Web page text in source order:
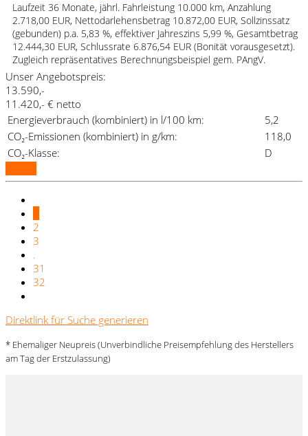
Laufzeit 36 Monate, jährl. Fahrleistung 10.000 km, Anzahlung
2.718,00 EUR, Nettodarlehensbetrag 10.872,00 EUR, Sollzinssatz
(gebunden) p.a. 5,83 %, effektiver Jahreszins 5,99 %, Gesamtbetrag
12.444,30 EUR, Schlussrate 6.876,54 EUR (Bonität vorausgesetzt).
Zugleich repräsentatives Berechnungsbeispiel gem. PAngV.
Unser Angebotspreis:
13.590,-
11.420,- € netto
Energieverbrauch (kombiniert) in l/100 km:
5,2
CO₂-Emissionen (kombiniert) in g/km:
118,0
CO₂-Klasse:
D
2
3
.
31
32
Direktlink für Suche generieren
* Ehemaliger Neupreis (Unverbindliche Preisempfehlung des Herstellers
am Tag der Erstzulassung)